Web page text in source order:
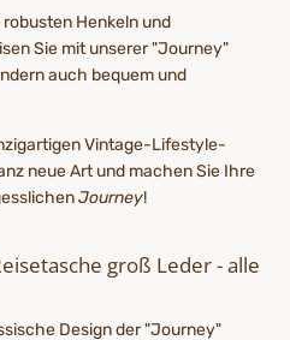
Henkeln und
Sie mit unserer "Journey"
auch bequem und
Vintage-Lifestyle-
neue Art und machen Sie Ihre
Journey!
groß Leder - alle
Design der "Journey"